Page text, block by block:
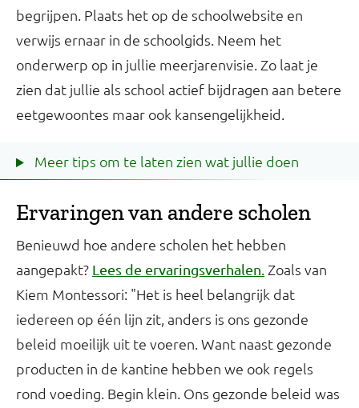
begrijpen. Plaats het op de schoolwebsite en
verwijs ernaar in de schoolgids. Neem het
onderwerp op in jullie meerjarenvisie. Zo laat je
zien dat jullie als school actief bijdragen aan betere
eetgewoontes maar ook kansengelijkheid.
Meer tips om te laten zien wat jullie doen
Ervaringen van andere scholen
Benieuwd hoe andere scholen het hebben
aangepakt? Lees de ervaringsverhalen. Zoals van
Kiem Montessori: "Het is heel belangrijk dat
iedereen op één lijn zit, anders is ons gezonde
beleid moeilijk uit te voeren. Want naast gezonde
producten in de kantine hebben we ook regels
rond voeding. Begin klein. Ons gezonde beleid was